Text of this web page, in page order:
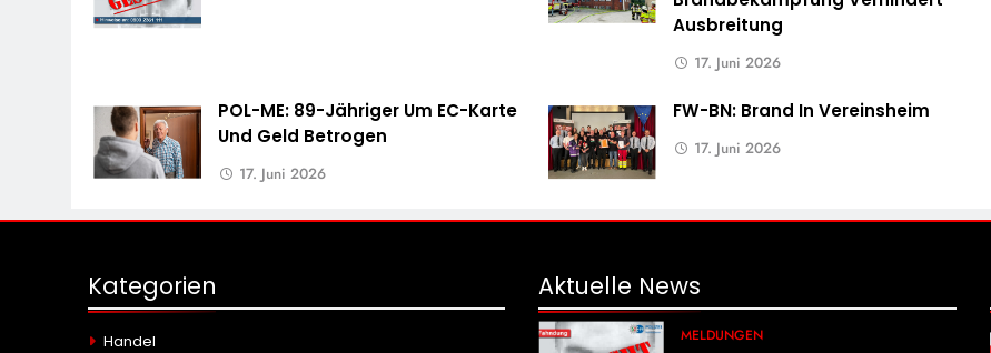
Ausbreitung
17. Juni 2026
POL-ME: 89-Jähriger Um EC-Karte
Und Geld Betrogen
17. Juni 2026
FW-BN: Brand In Vereinsheim
17. Juni 2026
Kategorien
Handel
Aktuelle News
MELDUNGEN